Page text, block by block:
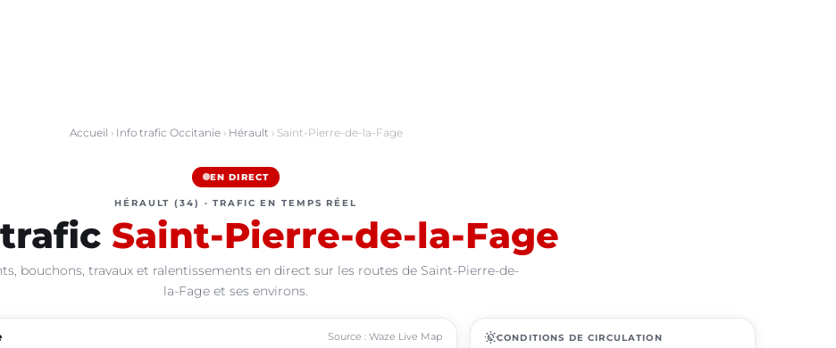
Accueil › Info trafic Occitanie› Hérault › Saint-Pierre-de-la-Fage
EN DIRECT
HÉRAULT (34) · TRAFIC EN TEMPS RÉEL
Saint-Pierre-de-la-Fage
bouchons, travaux et ralentissements en direct sur les routes de Saint-Pierre-de-
la-Fage et ses environs.
Source : Waze Live Map routineCONDITIONS DE CIRCULATION